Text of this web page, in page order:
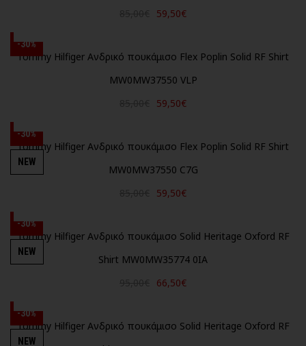
59,50€
-30%
Tommy Hilfiger Ανδρικό πουκάμισο Flex Poplin Solid RF Shirt
MW0MW37550 VLP
59,50€
-30%
NEW
Tommy Hilfiger Ανδρικό πουκάμισο Flex Poplin Solid RF Shirt
MW0MW37550 C7G
59,50€
-30%
NEW
Tommy Hilfiger Ανδρικό πουκάμισο Solid Heritage Oxford RF
Shirt MW0MW35774 0IA
66,50€
-30%
NEW
Tommy Hilfiger Ανδρικό πουκάμισο Solid Heritage Oxford RF